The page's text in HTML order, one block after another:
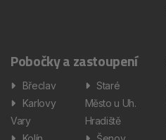
Pobočky a zastoupení
Břeclav
Karlovy
Vary
Staré
Město u Uh.
Hradiště